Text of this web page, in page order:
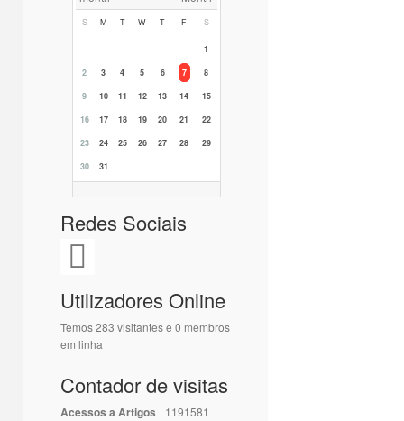
S M T W T F S
1
2
3 4 5 6 7
8
9
10 11 12 13 14
15
16
17 18 19 20 21
22
23
24 25 26 27 28
29
30
31
Redes Sociais
Utilizadores Online
Temos 283 visitantes e 0 membros
em linha
Contador de visitas
Acessos a Artigos 1191581